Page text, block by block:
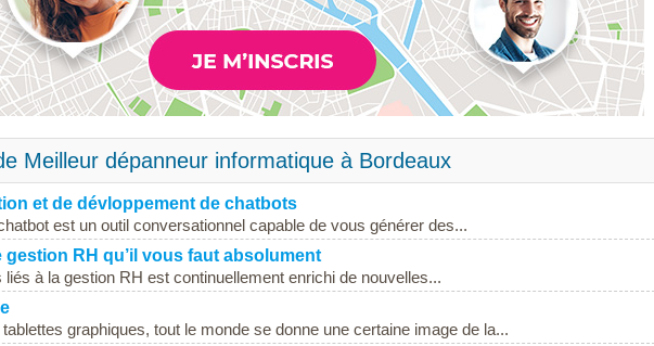
Meilleur dépanneur informatique à Bordeaux
et de dévloppement de chatbots
est un outil conversationnel capable de vous générer des...
gestion RH qu’il vous faut absolument
liés à la gestion RH est continuellement enrichi de nouvelles...
tablettes graphiques, tout le monde se donne une certaine image de la...